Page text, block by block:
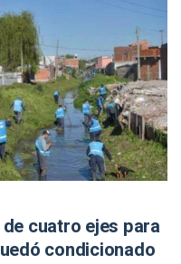
cuatro ejes para
condicionado